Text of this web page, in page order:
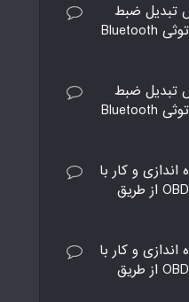
تبدیل ضبط
صوت قدیمی به مدل بلوتوثی Bluetooth
تبدیل ضبط
صوت قدیمی به مدل بلوتوثی Bluetooth
اندازی و کار با
دیاگ ELM327 خودرو OBDII از طریق
اندازی و کار با
دیاگ ELM327 خودرو OBDII از طریق